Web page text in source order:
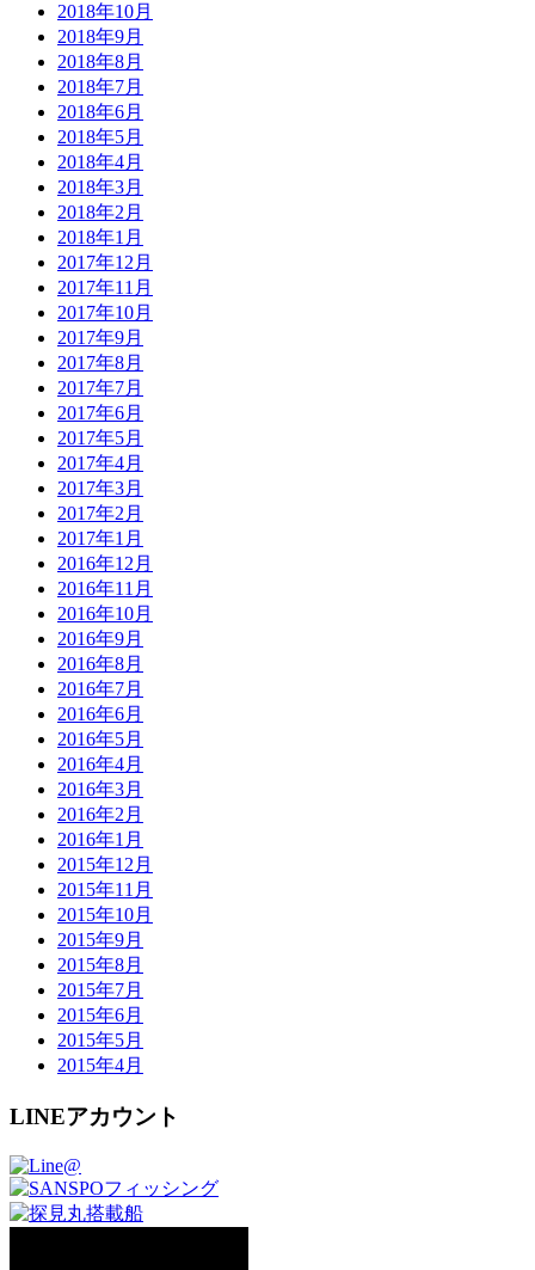
2018年10月
2018年9月
2018年8月
2018年7月
2018年6月
2018年5月
2018年4月
2018年3月
2018年2月
2018年1月
2017年12月
2017年11月
2017年10月
2017年9月
2017年8月
2017年7月
2017年6月
2017年5月
2017年4月
2017年3月
2017年2月
2017年1月
2016年12月
2016年11月
2016年10月
2016年9月
2016年8月
2016年7月
2016年6月
2016年5月
2016年4月
2016年3月
2016年2月
2016年1月
2015年12月
2015年11月
2015年10月
2015年9月
2015年8月
2015年7月
2015年6月
2015年5月
2015年4月
LINEアカウント